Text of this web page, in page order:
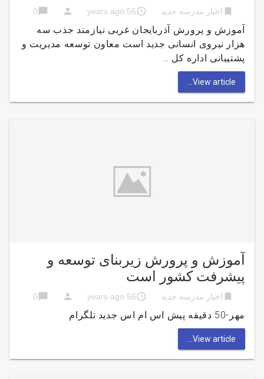
bookmark اخبار مدرسه جدید access_time
56 years ago
person
chat_bubble
0
آموزش و پرورش آذربایجان غربی نیازمند جذب سه
هزار نیروی انسانی جدید است معاون توسعه مدیریت و
پشتیبانی اداره کل …
View article...
آموزش و پرورش زیربنای توسعه و
پیشرفت کشور است
bookmark اخبار مدرسه جدید access_time
56 years ago
person
chat_bubble
0
مهر-50 دقیقه پیش اس ام اس جدید تلگرام
View article...